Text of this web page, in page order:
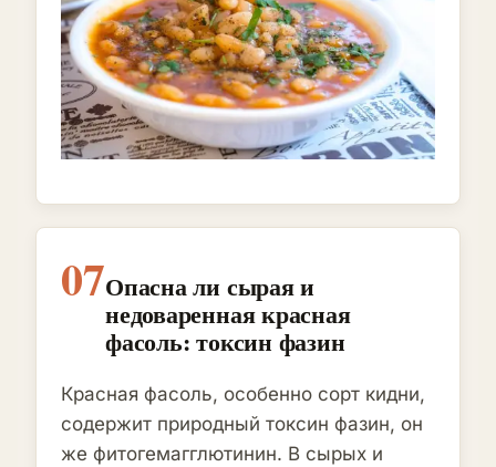
07Опасна ли сырая и
недоваренная красная
фасоль: токсин фазин
Красная фасоль, особенно сорт кидни,
содержит природный токсин фазин, он
же фитогемагглютинин. В сырых и